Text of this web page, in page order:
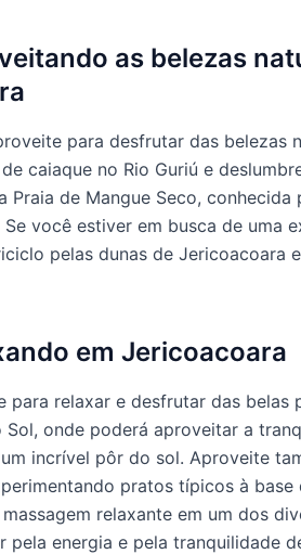
as belezas
para desfrutar das belezas
caiaque no Rio Guriú e
Praia de Mangue Seco, conhecida
você estiver em busca de uma
pelas dunas de Jericoacoara
em Jericoacoara
para relaxar e desfrutar das belas
Sol, onde poderá aproveitar a
incrível pôr do sol. Aproveite
pratos típicos à
relaxante em um dos
pela energia e pela tranquilidade